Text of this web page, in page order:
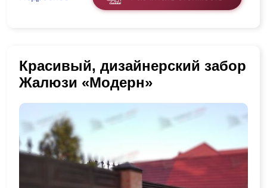
Красивый, дизайнерский забор
Жалюзи «Модерн»